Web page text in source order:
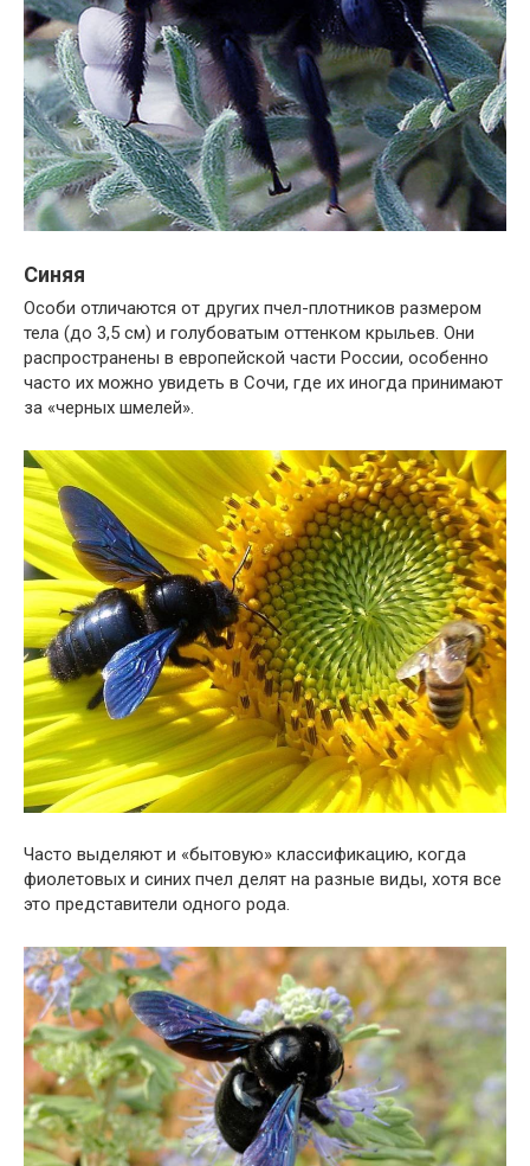
Синяя
Особи отличаются от других пчел-плотников размером
тела (до 3,5 см) и голубоватым оттенком крыльев. Они
распространены в европейской части России, особенно
часто их можно увидеть в Сочи, где их иногда принимают
за «черных шмелей».
Часто выделяют и «бытовую» классификацию, когда
фиолетовых и синих пчел делят на разные виды, хотя все
это представители одного рода.